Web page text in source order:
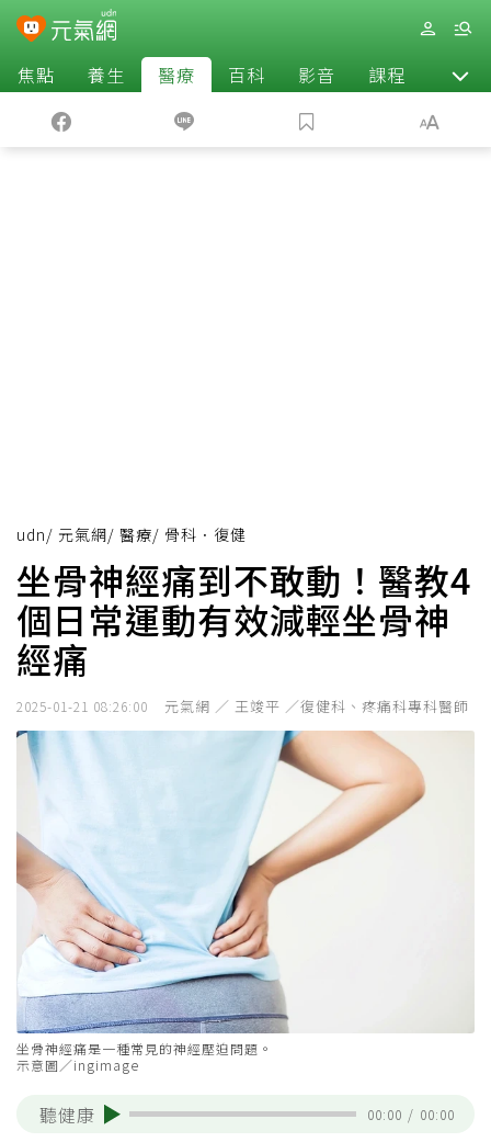
焦點 養生 醫療 百科 影音 課程 退休
udn/ 元氣網/ 醫療/ 骨科．復健
坐骨神經痛到不敢動！醫教​4
個日常運動有效減輕坐骨神
經痛
2025-01-21 08:26:00 元氣網 ／ 王竣平 ／復健科、疼痛科專科醫師
坐骨神經痛是一種常見的神經壓迫問題。
示意圖／ingimage
聽健康 00:00 / 00:00